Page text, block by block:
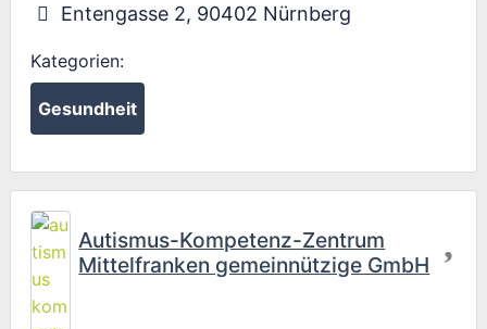
Entengasse 2, 90402 Nürnberg
Kategorien:
Gesundheit
Autismus-Kompetenz-Zentrum
Mittelfranken gemeinnützige GmbH